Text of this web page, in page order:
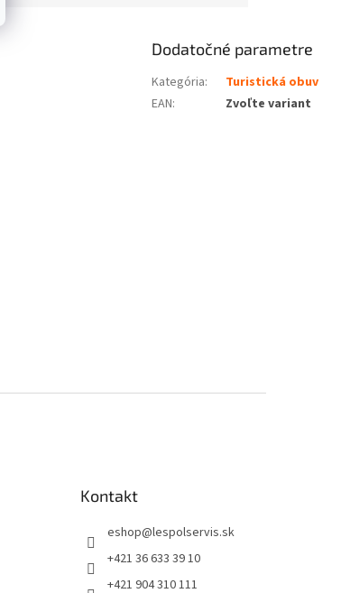
Dodatočné parametre
Kategória:
Turistická obuv
EAN: Zvoľte variant
Kontakt
eshop@lespolservis.sk
+421 36 633 39 10
+421 904 310 111